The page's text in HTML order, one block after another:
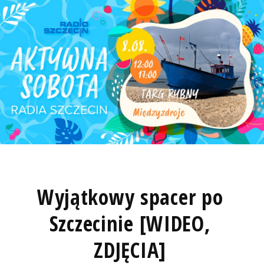
Wyjątkowy spacer po
Szczecinie [WIDEO,
ZDJĘCIA]